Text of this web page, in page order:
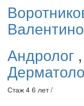
Андролог ,
Стаж 4 6 лет /